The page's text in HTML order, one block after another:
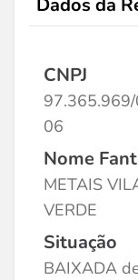
Dados da
CNPJ
06
Nome
METAIS
VERDE
Situação
BAIXADA